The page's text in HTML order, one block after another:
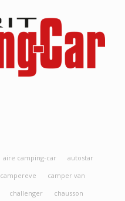
aire camping-car
autostar
campereve
camper van
challenger
chausson